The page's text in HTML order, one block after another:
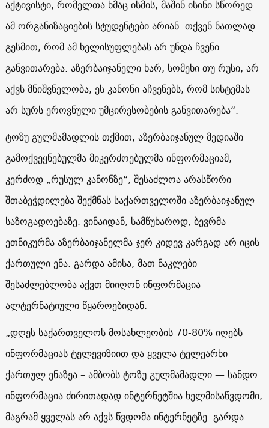
აქტივისტი, რომელთა ხმაც ისმის, მაშინ ისინი სწორედ
ამ ორგანიზაციების სტუდენტები არიან. თქვენ ნათლად
გესმით, რომ ამ ხელისუფლებას არ უნდა ჩვენი
განვითარება. აზერბაიჯანელი ხარ, სომეხი თუ რუსი, არ
აქვს მნიშვნელობა, ეს კანონი აჩვენებს, რომ სისტემას
არ სურს ეროვნული უმცირესობების განვითარება“.
ტოზუ გულმამადლის თქმით, აზერბაიჯანულ მედიაში
გამოქვეყნებულმა მიკერძოებულმა ინფორმაციამ,
კერძოდ „რუსულ კანონზე“, შესაძლოა არასწორი
შთაბეჭდილება შექმნას საქართველოში აზერბაიჯანულ
საზოგადოებაზე. ვინაიდან, სამწუხაროდ, ბევრმა
ეთნიკურმა აზერბაიჯანელმა ჯერ კიდევ კარგად არ იცის
ქართული ენა. გარდა ამისა, მათ ნაკლები
შესაძლებლობა აქვთ მიიღონ ინფორმაცია
ალტერნატიული წყაროებიდან.
„დღეს საქართველოს მოსახლეობის 70-80% იღებს
ინფორმაციას ტელევიზიით და ყველა ტელეარხი
ქართულ ენაზეა – ამბობს ტოზუ გულმამადლი — სანდო
ინფორმაცია ძირითადად ინტერნეტშია ხელმისაწვდომი,
მაგრამ ყველას არ აქვს წვდომა ინტერნეტზე. გარდა